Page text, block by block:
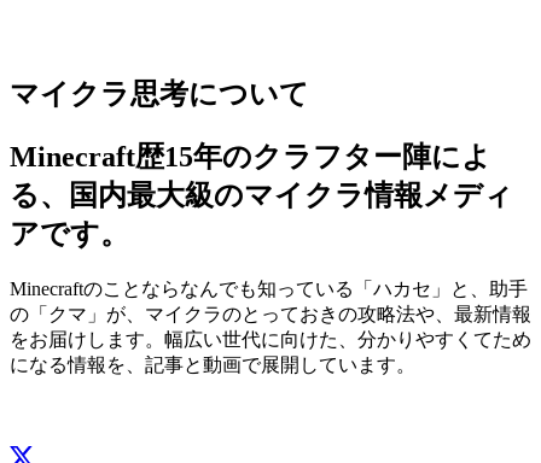
マイクラ思考について
Minecraft歴15年のクラフター陣によ
る、国内最大級のマイクラ情報メディ
アです。
Minecraftのことならなんでも知っている「ハカセ」と、助手
の「クマ」が、マイクラのとっておきの攻略法や、最新情報
をお届けします。幅広い世代に向けた、分かりやすくてため
になる情報を、記事と動画で展開しています。